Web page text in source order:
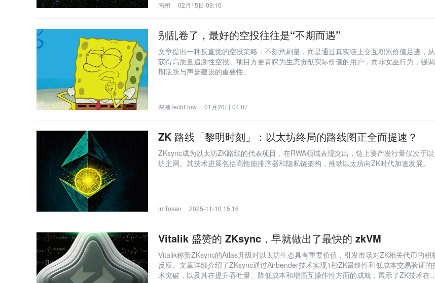
南枳 02月15日 09:10
别乱卷了，最好的空投往往是“不期而遇”
文章提出一种反直觉的空投策略：不刻意刷量，而是通过真实链上交互积累价值足迹，
获得高质量追溯性空投。项目方更青睐为生态贡献实际价值的用户，而非女巫行为，强
期活跃与声誉建设的重要性。
深潮TechFlow 01月20日 04:07
ZK 路线「黎明时刻」：以太坊终局的路线图正全面提速？
ZKsync成为以太坊ZK路线的代表项目，在RWA领域表现突出，链上资产发行量仅次于
坊主网。其技术进展包括高性能排序器和隐私链架构，推动以太坊向ZK时代加速发展。
imToken 2025-11-10 15:16
Vitalik 盛赞的 ZKsync，早就做出了最快的 zkVM
Vitalik称赞ZKsync的Atlas升级对以太坊生态具有重要价值，引发市场对ZK相关代币的积
反应。文章详细介绍了ZKsync通过Airbender技术实现1秒ZK最终性和低成本交易验证的
术突破，以及其在提升吞吐量、降低成本和增强互操作性方面的成就，展示了ZK技术在